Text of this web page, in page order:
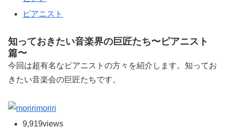
ピアニスト
知っておきたい音楽界の巨匠たち〜ピアニスト
篇〜
今回は超有名なピアニストの方々を紹介します。知ってお
きたい音楽会の巨匠たちです。
moriri
9,919views